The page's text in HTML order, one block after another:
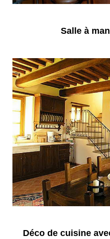
Salle à
Déco de cuisine